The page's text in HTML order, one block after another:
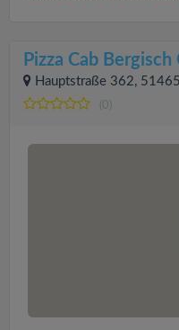
Pizza Cab Bergisch
Hauptstraße 362,
(0)